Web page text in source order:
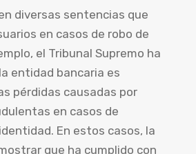
diversas sentencias que
en casos de robo de
el Tribunal Supremo ha
entidad bancaria es
pérdidas causadas por
en casos de
En estos casos, la
que ha cumplido con